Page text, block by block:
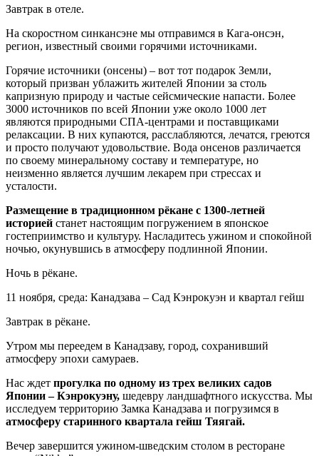
Завтрак в отеле.
На скоростном синкансэне мы отправимся в Кага-онсэн,
регион, известный своими горячими источниками.
Горячие источники (онсены) – вот тот подарок Земли,
который призван ублажить жителей Японии за столь
капризную природу и частые сейсмические напасти. Более
3000 источников по всей Японии уже около 1000 лет
являются природными СПА-центрами и поставщиками
релаксации. В них купаются, расслабляются, лечатся, греются
и просто получают удовольствие. Вода онсенов различается
по своему минеральному составу и температуре, но
неизменно является лучшим лекарем при стрессах и
усталости.
Размещение в традиционном рёкане с 1300-летней
историей станет настоящим погружением в японское
гостеприимство и культуру. Насладитесь ужином и спокойной
ночью, окунувшись в атмосферу подлинной Японии.
Ночь в рёкане.
11 ноября, среда: Канадзава – Сад Кэнрокуэн и квартал гейш
Завтрак в рёкане.
Утром мы переедем в Канадзаву, город, сохранивший
атмосферу эпохи самураев.
Нас ждет прогулка по одному из трех великих садов
Японии – Кэнрокуэну, шедевру ландшафтного искусства. Мы
исследуем территорию Замка Канадзава и погрузимся в
атмосферу старинного квартала гейш Тяягай.
Вечер завершится ужином-шведским столом в ресторане